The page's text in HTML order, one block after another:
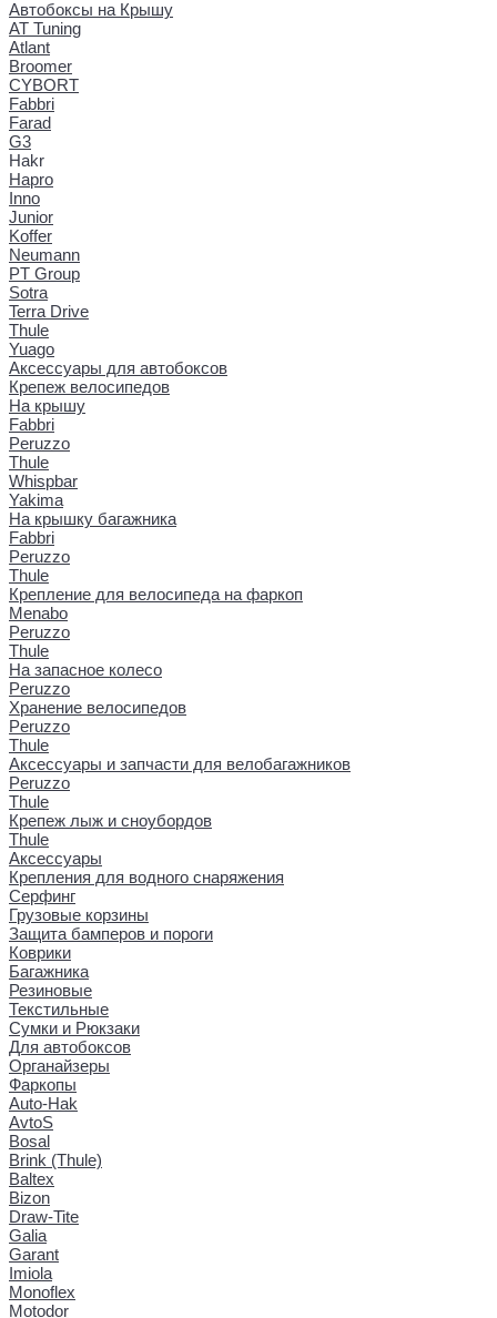
Автобоксы на Крышу
AT Tuning
Atlant
Broomer
CYBORT
Fabbri
Farad
G3
Hakr
Hapro
Inno
Junior
Koffer
Neumann
PT Group
Sotra
Terra Drive
Thule
Yuago
Аксессуары для автобоксов
Крепеж велосипедов
На крышу
Fabbri
Peruzzo
Thule
Whispbar
Yakima
На крышку багажника
Fabbri
Peruzzo
Thule
Крепление для велосипеда на фаркоп
Menabo
Peruzzo
Thule
На запасное колесо
Peruzzo
Хранение велосипедов
Peruzzo
Thule
Аксессуары и запчасти для велобагажников
Peruzzo
Thule
Крепеж лыж и сноубордов
Thule
Аксессуары
Крепления для водного снаряжения
Серфинг
Грузовые корзины
Защита бамперов и пороги
Коврики
Багажника
Резиновые
Текстильные
Сумки и Рюкзаки
Для автобоксов
Органайзеры
Фаркопы
Auto-Hak
AvtoS
Bosal
Brink (Thule)
Baltex
Bizon
Draw-Tite
Galia
Garant
Imiola
Monoflex
Motodor